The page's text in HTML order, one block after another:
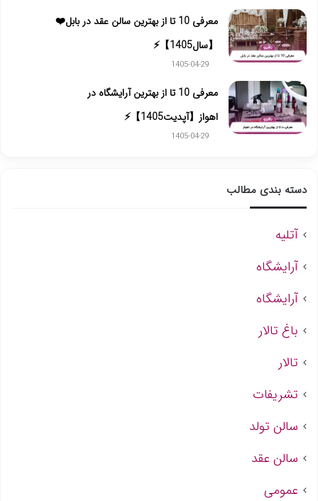
معرفی 10 تا از بهترین سالن عقد در بابل❤️
【سال1405】⚡️
1405-04-29
معرفی 10 تا از بهترین آرایشگاه در
اهواز【آپدیت1405】⚡
1405-04-29
دسته بندی مطالب
آتلیه
آرایشگاه
آرایشگاه
باغ تالار
تالار
تشریفات
سالن تولد
سالن عقد
عمومی